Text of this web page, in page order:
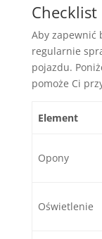
Checklist
Aby zapewnić
regularnie
pojazdu.
pomoże Ci
Element
Opony
Oświetlenie